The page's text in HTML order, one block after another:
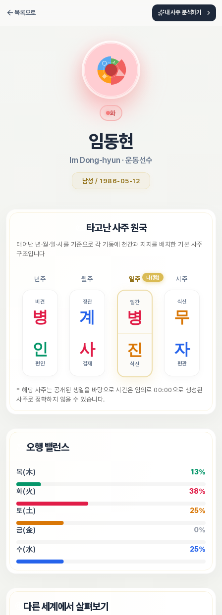
목록으로 내 사주 분석하기
화
임동현
Im Dong-hyun · 운동선수
남성 / 1986-05-12
타고난 사주 원국
태어난 년·월·일·시를 기준으로 각 기둥에 천간과 지지를 배치한 기본 사주
구조입니다
시주
식신
무
자
편관
일주
일간
병
진
식신
나(我)
월주
정관
계
사
겁재
년주
비견
병
인
편인
* 해당 사주는 공개된 생일을 바탕으로 시간은 임의로 00:00으로 생성된
사주로 정확하지 않을 수 있습니다.
오행 밸런스
목(木) 13%
화(火) 38%
토(土) 25%
금(金) 0%
수(水) 25%
다른 세계에서 살펴보기